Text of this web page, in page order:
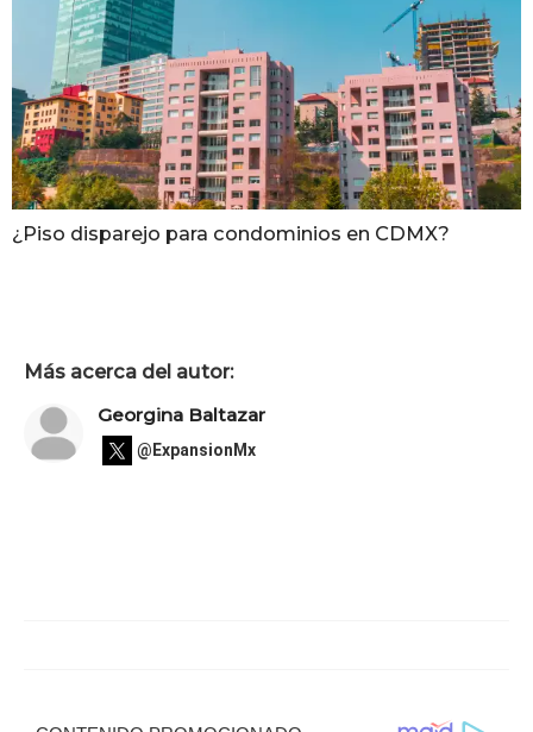
¿Piso disparejo para condominios en CDMX?
Más acerca del autor:
Georgina Baltazar
@ExpansionMx